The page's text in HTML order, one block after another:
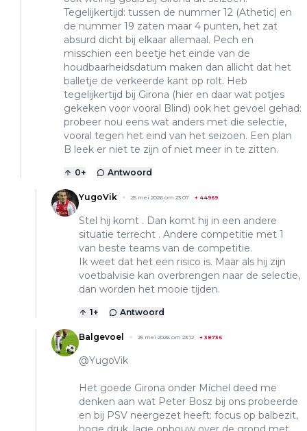
Tegelijkertijd: tussen de nummer 12 (Athetic) en
de nummer 19 zaten maar 4 punten, het zat
absurd dicht bij elkaar allemaal. Pech en
misschien een beetje het einde van de
houdbaarheidsdatum maken dan allicht dat het
balletje de verkeerde kant op rolt. Heb
tegelijkertijd bij Girona (hier en daar wat potjes
gekeken voor vooral Blind) ook het gevoel gehad:
probeer nou eens wat anders met die selectie,
vooral tegen het eind van het seizoen. Een plan
B leek er niet te zijn of niet meer in te zitten.
0+ Antwoord
YugoVik 25 mei 2026 om 23:07 + 44969
Stel hij komt . Dan komt hij in een andere
situatie terrecht . Andere competitie met 1
van beste teams van de competitie.
Ik weet dat het een risico is. Maar als hij zijn
voetbalvisie kan overbrengen naar de selectie,
dan worden het mooie tijden.
1+ Antwoord
Balgevoel 25 mei 2026 om 23:12 + 38736
@YugoVik
Het goede Girona onder Míchel deed me
denken aan wat Peter Bosz bij ons probeerde
en bij PSV neergezet heeft: focus op balbezit,